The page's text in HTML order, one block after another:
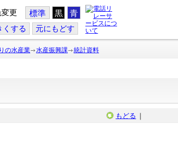
更 標準 黒 青
くする 元にもどす
の水産業 水産振興課 統計資料
もどる ｜